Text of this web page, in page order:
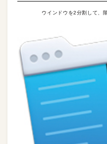
ウインドウを2分割して、